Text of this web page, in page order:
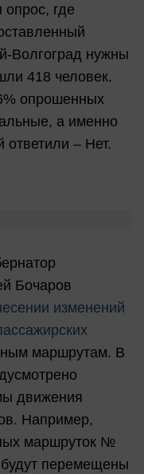
где
Волгоград нужны
418 человек.
опрошенных
а именно
ответили – Нет.
Бочаров
изменений
маршрутам. В
движения
Например,
маршруток №
перемещены